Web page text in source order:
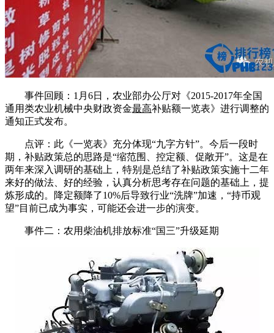
事件回顾：1月6日，农业部办公厅对《2015-2017年全国
通用类农业机械中央财政资金最高补贴额一览表》进行调整的
通知正式发布。
点评：此《一览表》充分体现“九字方针”。今后一段时
期，补贴政策总的思路是“缩范围、控定额、促敞开”。这是在
两年来深入调研的基础上，特别是总结了补贴政策实施十二年
来好的做法、好的经验，认真分析思考存在问题的基础上，提
炼形成的。降定额降了10%后导致行业“洗牌”加速，“持币观
望”目前已成为事实，可能还会进一步的演变。
事件二：农用柴油机排放标准“国三”升级延期